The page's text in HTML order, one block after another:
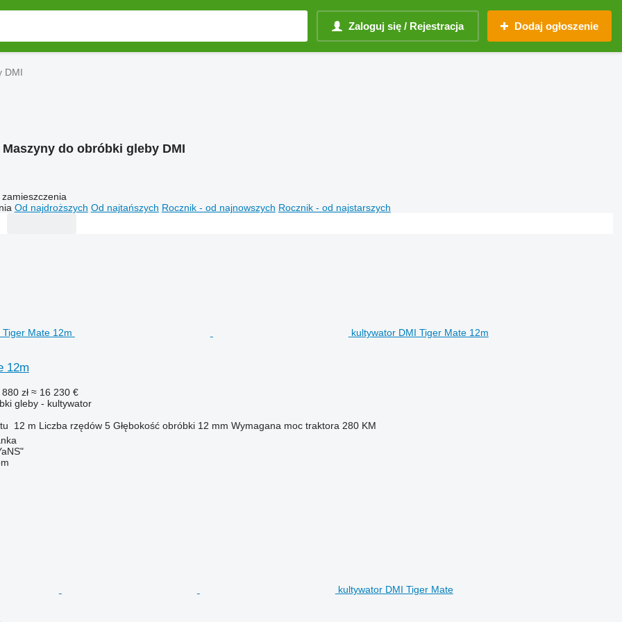
Zaloguj się / Rejestracja Dodaj ogłoszenie
DMI
Maszyny do obróbki gleby DMI
zamieszczenia
Od najdroższych Od najtańszych Rocznik - od najnowszych Rocznik - od najstarszych
kultywator DMI Tiger Mate 12m
12m
zł ≈ 16 230 €
gleby - kultywator
12 m Liczba rzędów 5 Głębokość obróbki 12 mm Wymagana moc traktora 280 KM
kultywator DMI Tiger Mate